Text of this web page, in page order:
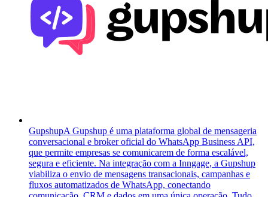
GupshupA Gupshup é uma plataforma global de mensageria
conversacional e broker oficial do WhatsApp Business API,
que permite empresas se comunicarem de forma escalável,
segura e eficiente. Na integração com a Inngage, a Gupshup
viabiliza o envio de mensagens transacionais, campanhas e
fluxos automatizados de WhatsApp, conectando